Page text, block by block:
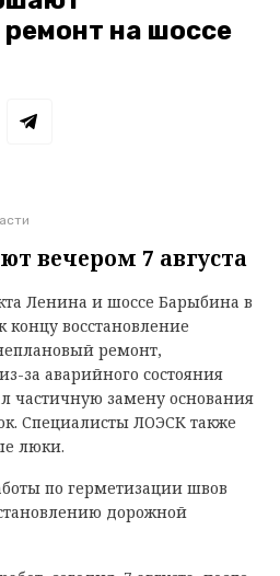
на шоссе
вечером 7 августа
Ленина и шоссе Барыбина в
концу восстановление
ремонт,
за аварийного состояния
частичную замену основания
Специалисты ЛОЭСК также
люки.
по герметизации швов
дорожной